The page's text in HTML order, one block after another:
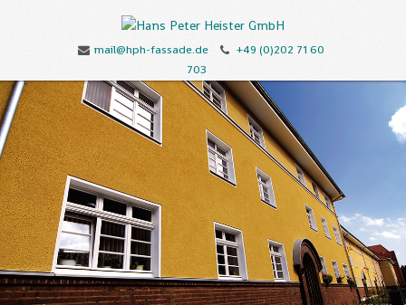
mail@hph-fassade.de
+49 (0)202 71 60
703